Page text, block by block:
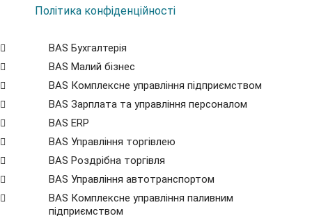
Політика конфіденційності
BAS Бухгалтерія
BAS Малий бізнес
BAS Комплексне управління підприємством
BAS Зарплата та управління персоналом
BAS ERP
BAS Управління торгівлею
BAS Роздрібна торгівля
BAS Управління автотранспортом
BAS Комплексне управління паливним
підприємством